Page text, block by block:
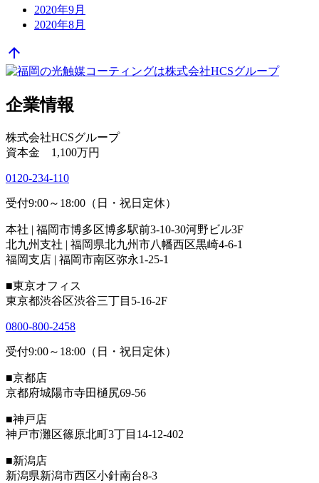
2020年9月
2020年8月
arrow_upward
企業情報
株式会社HCSグループ
資本金 1,100万円
0120-234-110
受付9:00～18:00（日・祝日定休）
本社 | 福岡市博多区博多駅前3-10-30河野ビル3F
北九州支社 | 福岡県北九州市八幡西区黒崎4-6-1
福岡支店 | 福岡市南区弥永1-25-1
■東京オフィス
東京都渋谷区渋谷三丁目5-16-2F
0800-800-2458
受付9:00～18:00（日・祝日定休）
■京都店
京都府城陽市寺田樋尻69-56
■神戸店
神戸市灘区篠原北町3丁目14-12-402
■新潟店
新潟県新潟市西区小針南台8-3